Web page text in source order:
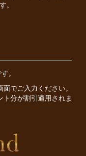
。
。
でご入力ください。
分が割引適用されま